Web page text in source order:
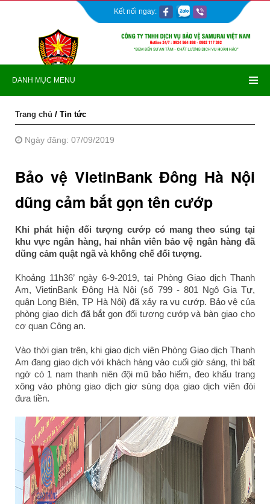
Kết nối ngay:
DANH MỤC MENU
Trang chủ / Tin tức
Ngày đăng: 07/09/2019
Bảo vệ VietinBank Đông Hà Nội
dũng cảm bắt gọn tên cướp
Khi phát hiện đối tượng cướp có mang theo súng tại
khu vực ngân hàng, hai nhân viên bảo vệ ngân hàng đã
dũng cảm quật ngã và khống chế đối tượng.
Khoảng 11h36’ ngày 6-9-2019, tại Phòng Giao dịch Thanh
Am, VietinBank Đông Hà Nội (số 799 - 801 Ngô Gia Tự,
quận Long Biên, TP Hà Nội) đã xảy ra vụ cướp. Bảo vệ của
phòng giao dịch đã bắt gọn đối tượng cướp và bàn giao cho
cơ quan Công an.
Vào thời gian trên, khi giao dịch viên Phòng Giao dịch Thanh
Am đang giao dịch với khách hàng vào cuối giờ sáng, thì bất
ngờ có 1 nam thanh niên đội mũ bảo hiểm, đeo khẩu trang
xông vào phòng giao dịch giơ súng dọa giao dịch viên đòi
đưa tiền.